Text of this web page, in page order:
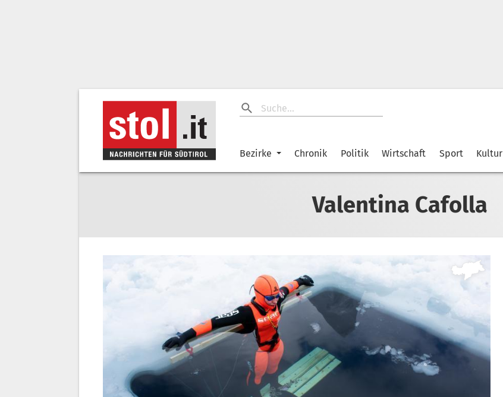
Bezirke Chronik Politik Wirtschaft Sport Kultur
Valentina Cafolla